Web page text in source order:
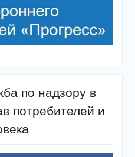
по надзору в
потребителей и